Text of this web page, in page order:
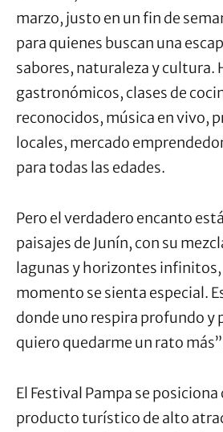
marzo, justo en un fin de
para quienes buscan una
sabores, naturaleza y cultura.
gastronómicos, clases de
reconocidos, música en vivo,
locales, mercado
para todas las edades.
Pero el verdadero encanto
paisajes de Junín, con su
lagunas y horizontes infinitos,
momento se sienta especial.
donde uno respira profundo y
quiero quedarme un rato
El Festival Pampa se posiciona
producto turístico de alto